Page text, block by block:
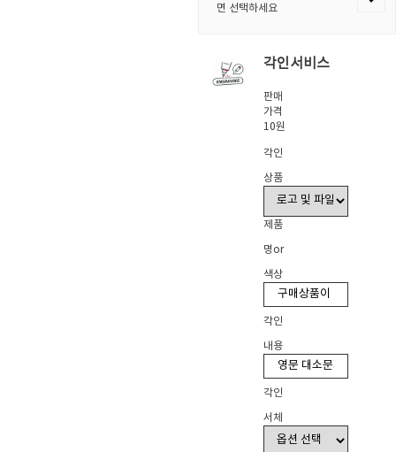
면 선택하세요
각인서비스
판매
가격
10원
각인
상품
제품
명or
색상
각인
내용
각인
서체